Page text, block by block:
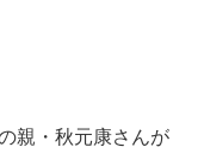
親・秋元康さんが